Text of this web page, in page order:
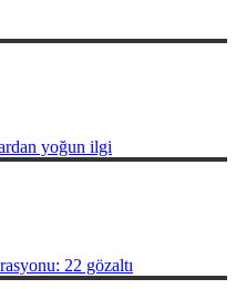
yoğun ilgi
22 gözaltı